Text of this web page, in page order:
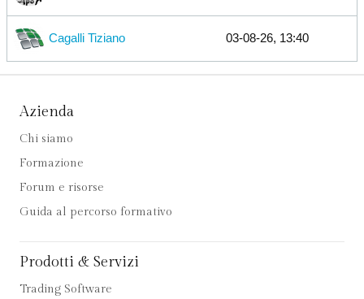
Cagalli Tiziano 03-08-26, 13:40
Azienda
Chi siamo
Formazione
Forum e risorse
Guida al percorso formativo
Prodotti & Servizi
Trading Software